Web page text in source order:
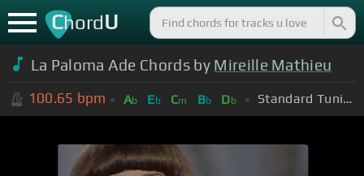
ChordU
La Paloma Ade Chords by Mireille Mathieu
100.65 bpm Ab Eb Cm Bb Db Standard Tuning (EADGBE)